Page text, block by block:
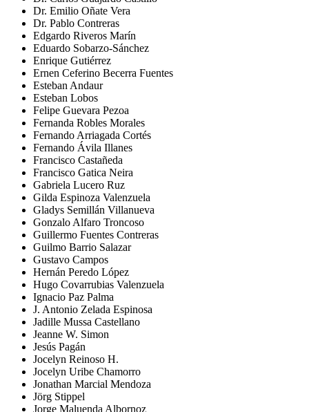
Dr. Emilio Oñate Vera
Dr. Pablo Contreras
Edgardo Riveros Marín
Eduardo Sobarzo-Sánchez
Enrique Gutiérrez
Ernen Ceferino Becerra Fuentes
Esteban Andaur
Esteban Lobos
Felipe Guevara Pezoa
Fernanda Robles Morales
Fernando Arriagada Cortés
Fernando Ávila Illanes
Francisco Castañeda
Francisco Gatica Neira
Gabriela Lucero Ruz
Gilda Espinoza Valenzuela
Gladys Semillán Villanueva
Gonzalo Alfaro Troncoso
Guillermo Fuentes Contreras
Guilmo Barrio Salazar
Gustavo Campos
Hernán Peredo López
Hugo Covarrubias Valenzuela
Ignacio Paz Palma
J. Antonio Zelada Espinosa
Jadille Mussa Castellano
Jeanne W. Simon
Jesús Pagán
Jocelyn Reinoso H.
Jocelyn Uribe Chamorro
Jonathan Marcial Mendoza
Jörg Stippel
Jorge Maluenda Albornoz